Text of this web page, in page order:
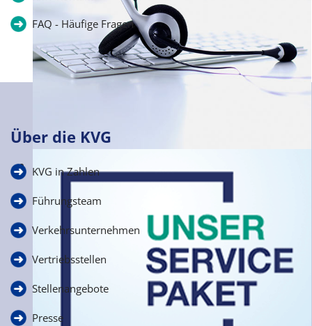
Häufige Fragen
zur Schülerbeförderung
FAQ - Häufige Fragen
Über die KVG
KVG in Zahlen
Führungsteam
Verkehrsunternehmen
Vertriebsstellen
Stellenangebote
Presse